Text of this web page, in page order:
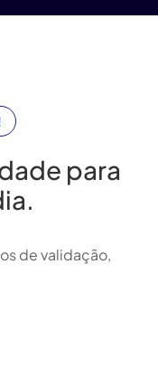
para
de validação,